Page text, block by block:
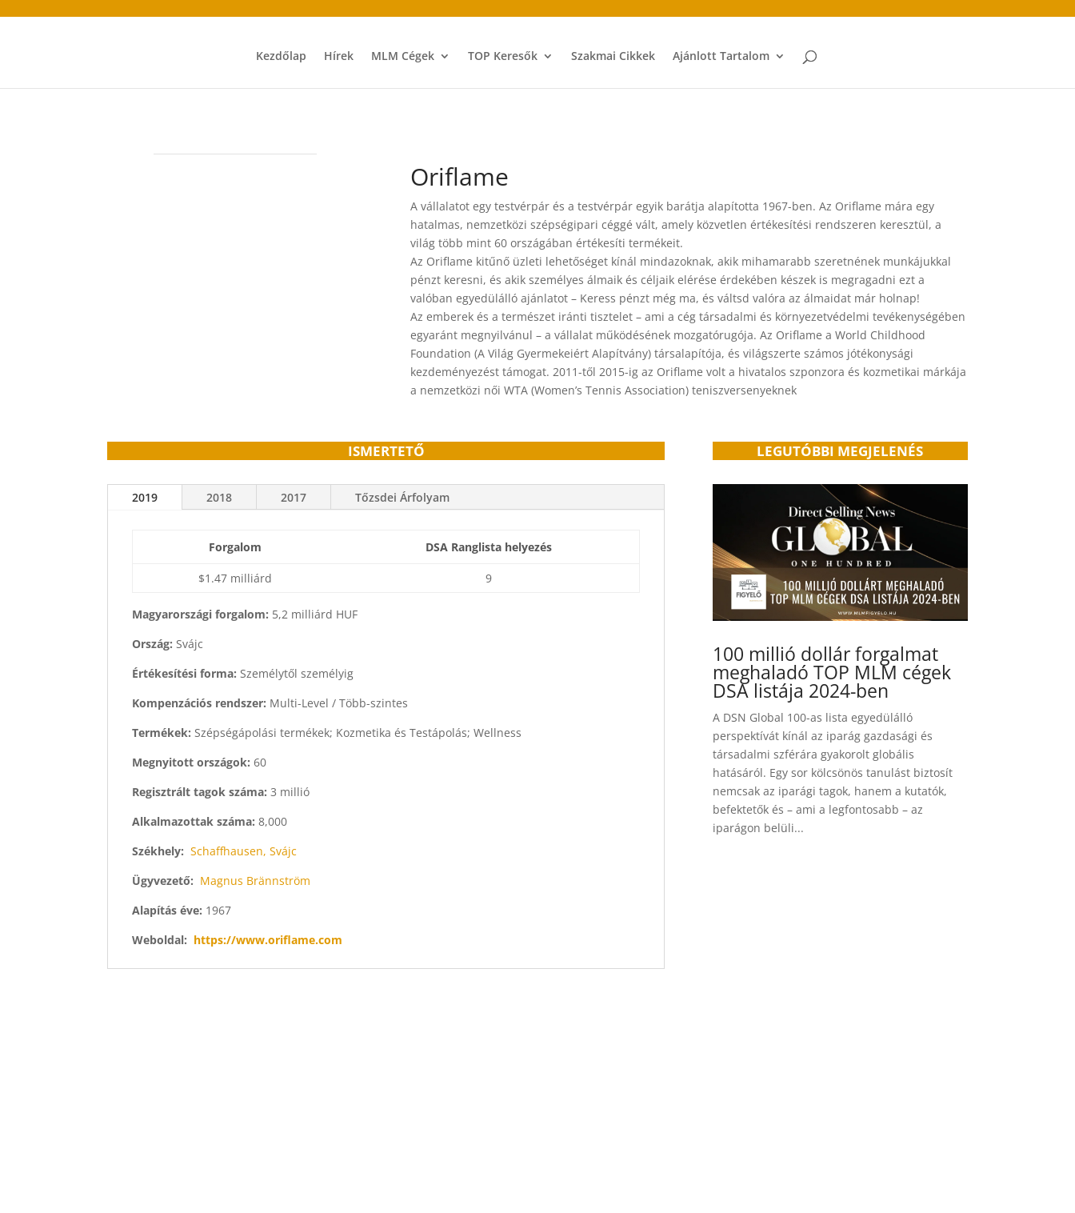
Kezdőlap Hírek MLM Cégek TOP Keresők Szakmai Cikkek Ajánlott Tartalom
Oriflame
A vállalatot egy testvérpár és a testvérpár egyik barátja alapította 1967-ben. Az Oriflame mára egy
hatalmas, nemzetközi szépségipari céggé vált, amely közvetlen értékesítési rendszeren keresztül, a
világ több mint 60 országában értékesíti termékeit.
Az Oriflame kitűnő üzleti lehetőséget kínál mindazoknak, akik mihamarabb szeretnének munkájukkal
pénzt keresni, és akik személyes álmaik és céljaik elérése érdekében készek is megragadni ezt a
valóban egyedülálló ajánlatot – Keress pénzt még ma, és váltsd valóra az álmaidat már holnap!
Az emberek és a természet iránti tisztelet – ami a cég társadalmi és környezetvédelmi tevékenységében
egyaránt megnyilvánul – a vállalat működésének mozgatórugója. Az Oriflame a World Childhood
Foundation (A Világ Gyermekeiért Alapítvány) társalapítója, és világszerte számos jótékonysági
kezdeményezést támogat. 2011-től 2015-ig az Oriflame volt a hivatalos szponzora és kozmetikai márkája
a nemzetközi női WTA (Women’s Tennis Association) teniszversenyeknek
ISMERTETŐ
2019 2018 2017 Tőzsdei Árfolyam
Forgalom DSA Ranglista helyezés
$1.47 milliárd 9
Magyarországi forgalom: 5,2 milliárd HUF
Ország: Svájc
Értékesítési forma: Személytől személyig
Kompenzációs rendszer: Multi-Level / Több-szintes
Termékek:Szépségápolási termékek; Kozmetika és Testápolás; Wellness
Megnyitott országok: 60
Regisztrált tagok száma: 3 millió
Alkalmazottak száma: 8,000
Székhely: Schaffhausen, Svájc
Ügyvezető: Magnus Brännström
Alapítás éve: 1967
Weboldal: https://www.oriflame.com
LEGUTÓBBI MEGJELENÉS
100 millió dollár forgalmat
meghaladó TOP MLM cégek
DSA listája 2024-ben
A DSN Global 100-as lista egyedülálló
perspektívát kínál az iparág gazdasági és
társadalmi szférára gyakorolt ​​globális
hatásáról. Egy sor kölcsönös tanulást biztosít
nemcsak az iparági tagok, hanem a kutatók,
befektetők és – ami a legfontosabb – az
iparágon belüli...